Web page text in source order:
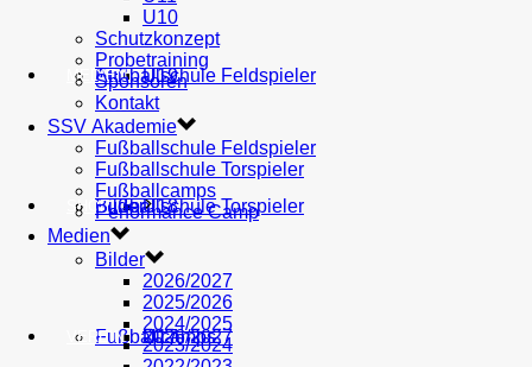
AH U19
U18
U17
Fußballschule Feldspieler
Fußballschule Torspieler
Fußballcamps
MEDIEN
Bilder
2026/2027
SHOP
VEREIN
U10
Schutzkonzept
Probetraining
Sponsoren
Kontakt
SSV Akademie
Fußballschule Feldspieler
Fußballschule Torspieler
Fußballcamps
Performance Camp
Medien
Bilder
2026/2027
2025/2026
2024/2025
2023/2024